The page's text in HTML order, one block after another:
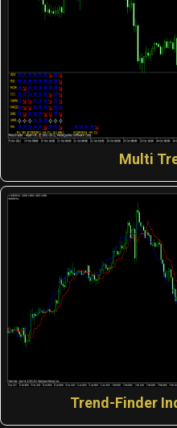
Multi
Trend-Finder